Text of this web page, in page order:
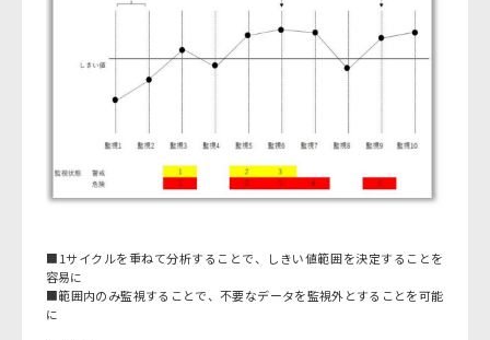
■1サイクルを重ねて分析することで、しきい値範囲を決定することを
容易に
■範囲内のみ監視することで、不要なデータを監視外とすることを可能
に